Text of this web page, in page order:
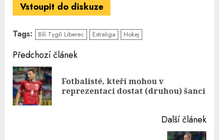
Vstoupit do diskuze
Tags: Bílí Tygři Liberec Extraliga Hokej
Continue
Reading
Předchozí článek
Fotbalisté, kteří mohou v
reprezentaci dostat (druhou) šanci
Další článek